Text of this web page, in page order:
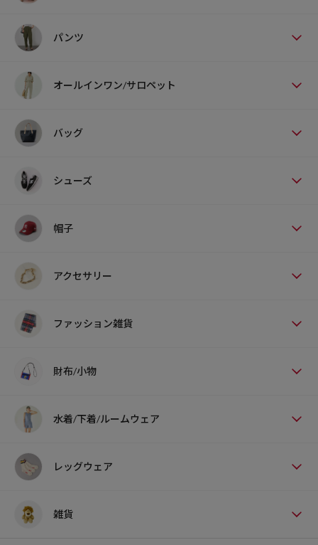
パンツ
オールインワン/サロペット
バッグ
シューズ
帽子
アクセサリー
ファッション雑貨
財布/小物
水着/下着/ルームウェア
レッグウェア
雑貨